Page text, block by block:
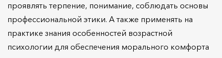
проявлять терпение, понимание, соблюдать основы
профессиональной этики. А также применять на
практике знания особенностей возрастной
психологии для обеспечения морального комфорта